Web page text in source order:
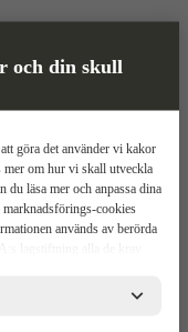
och din skull
göra det använder vi kakor
mer om hur vi skall utveckla
du läsa mer och anpassa dina
cookies
används av berörda
lagstiftning alla de krav
lämna över uppgifter till
begäran. Det kan dock